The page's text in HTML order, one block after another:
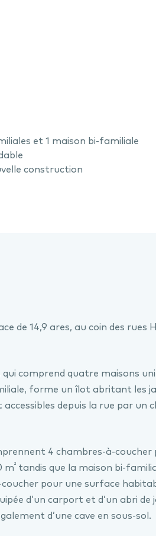
et 1 maison bi-familiale
construction
de 14,9 ares, au coin des rues
qui comprend quatre maisons
forme un îlot abritant les
depuis la rue par un
4 chambres-à-coucher
m² tandis que la maison bi-
pour une surface
d’un carport et d’un abri de
d’une cave en sous-sol.